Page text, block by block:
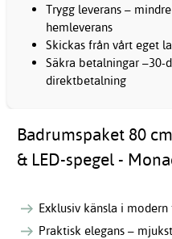
Trygg leverans –
hemleverans
Skickas från vårt eget
Säkra betalningar –30-
direktbetalning
Badrumspaket 80
& LED-spegel -
Exklusiv känsla i modern
Praktisk elegans –